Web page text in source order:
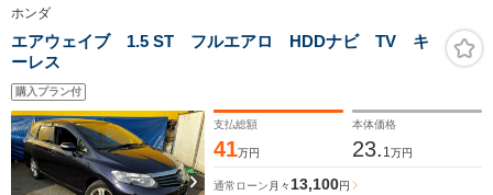
ホンダ
エアウェイブ 1.5 ST フルエアロ HDDナビ TV キ
ーレス
購入プラン付
支払総額
41万円
本体価格
23. 1万円
通常ローン 月々13,100円